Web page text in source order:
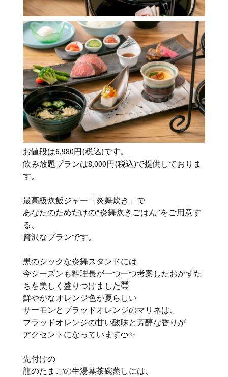
お値段は6,980円(税込)です。
飲み放題プランは8,000円(税込)で提供しておりま
す。
最高級炊飯ジャー「炎舞炊き」で
あなたのためだけの“炎舞炊きごはん”をご用意す
る、
贅沢なプランです。
黒のシックな炎舞スタンドには
今シーズンも料理長が一つ一つ考案したおかずた
ちを美しく盛りつけました😇
鮮やかなオレンジ色が夏らしい
サーモンとブラッドオレンジのマリネは、
ブラッドオレンジの甘い酸味と芳醇な香りが
アクセントになっています🍊✨
先付けの
龍のたまごの生湯葉茶碗蒸しには、